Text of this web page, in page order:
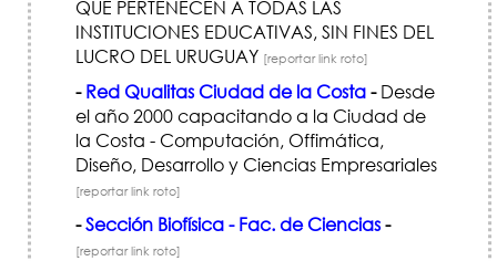
QUE PERTENECEN A TODAS LAS
INSTITUCIONES EDUCATIVAS, SIN FINES DEL
LUCRO DEL URUGUAY [reportar link roto]
- Red Qualitas Ciudad de la Costa-Desde
el año 2000 capacitando a la Ciudad de
la Costa - Computación, Offimática,
Diseño, Desarrollo y Ciencias Empresariales
[reportar link roto]
-Sección Biofísica - Fac. de Ciencias-
[reportar link roto]